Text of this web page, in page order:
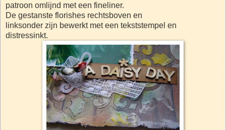
patroon omlijnd met een fineliner.
De gestanste florishes rechtsboven en
linksonder zijn bewerkt met een tekststempel en
distressinkt.